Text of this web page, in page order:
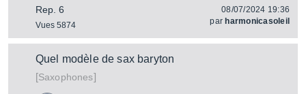
Rep. 6
Vues 5874
08/07/2024 19:36
par harmonicasoleil
Quel modèle de sax baryton
[Saxophones]